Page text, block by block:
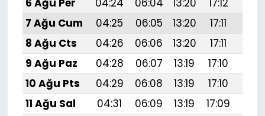
6 Ağu Per
04:24 06:04 13:20 17:12
7 Ağu Cum
04:25 06:05 13:20 17:11
8 Ağu Cts
04:26 06:06 13:20 17:11
9 Ağu Paz
04:28 06:07 13:19 17:10
10 Ağu Pts
04:29 06:08 13:19 17:10
11 Ağu Sal
04:31 06:09 13:19 17:09